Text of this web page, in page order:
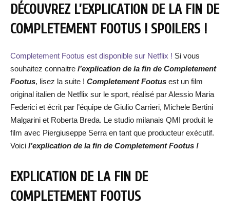
DÉCOUVREZ L’EXPLICATION DE LA FIN DE
COMPLETEMENT FOOTUS ! SPOILERS !
Completement Footus est disponible sur Netflix ! Si vous
souhaitez connaitre l’explication de la fin de Completement
Footus, lisez la suite ! Completement Footus est un film
original italien de Netflix sur le sport, réalisé par Alessio Maria
Federici et écrit par l’équipe de Giulio Carrieri, Michele Bertini
Malgarini et Roberta Breda. Le studio milanais QMI produit le
film avec Piergiuseppe Serra en tant que producteur exécutif.
Voici l’explication de la fin de Completement Footus !
EXPLICATION DE LA FIN DE
COMPLETEMENT FOOTUS